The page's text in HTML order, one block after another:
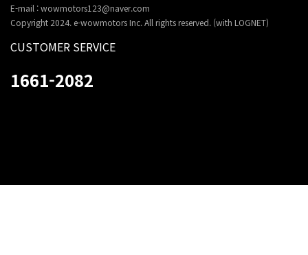
E-mail : wowmotors123@naver.com
Copyright 2024. e-wowmotors Inc. All rights reserved. (with LOGNET)
CUSTOMER SERVICE
1661-2082